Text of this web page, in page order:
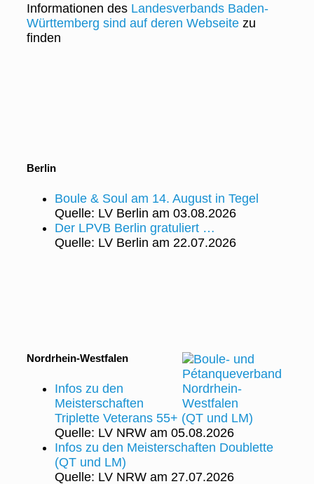
Informationen des Landesverbands Baden-
Württemberg sind auf deren Webseite zu
finden
Berlin
Boule & Soul am 14. August in Tegel
Quelle: LV Berlin am 03.08.2026
Der LPVB Berlin gratuliert …
Quelle: LV Berlin am 22.07.2026
Nordrhein-Westfalen
Infos zu den
Meisterschaften
Triplette Veterans 55+ (QT und LM)
Quelle: LV NRW am 05.08.2026
Infos zu den Meisterschaften Doublette
(QT und LM)
Quelle: LV NRW am 27.07.2026